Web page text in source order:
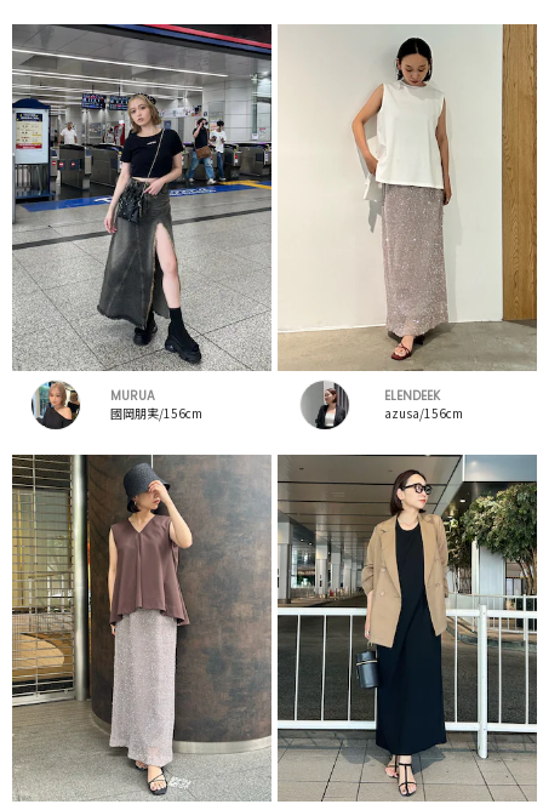
MURUA
國岡朋実/156cm
ELENDEEK
azusa/156cm